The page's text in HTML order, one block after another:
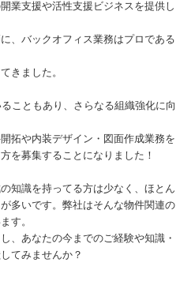
業支援や活性支援ビジネスを提供し
、バックオフィス業務はプロである
きました。
こともあり、さらなる組織強化に向
拓や内装デザイン・図面作成業務を
を募集することになりました！
知識を持ってる方は少なく、ほとん
多いです。弊社はそんな物件関連の
す。
、あなたの今までのご経験や知識・
てみませんか？